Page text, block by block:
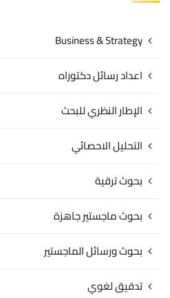
Business & Strategy
اعداد رسائل دكتوراه
الإطار النظري للبحث
التحليل الاحصائي
بحوث ترقية
بحوث ماجستير جاهزة
بحوث ورسائل الماجستير
تدقيق لغوي